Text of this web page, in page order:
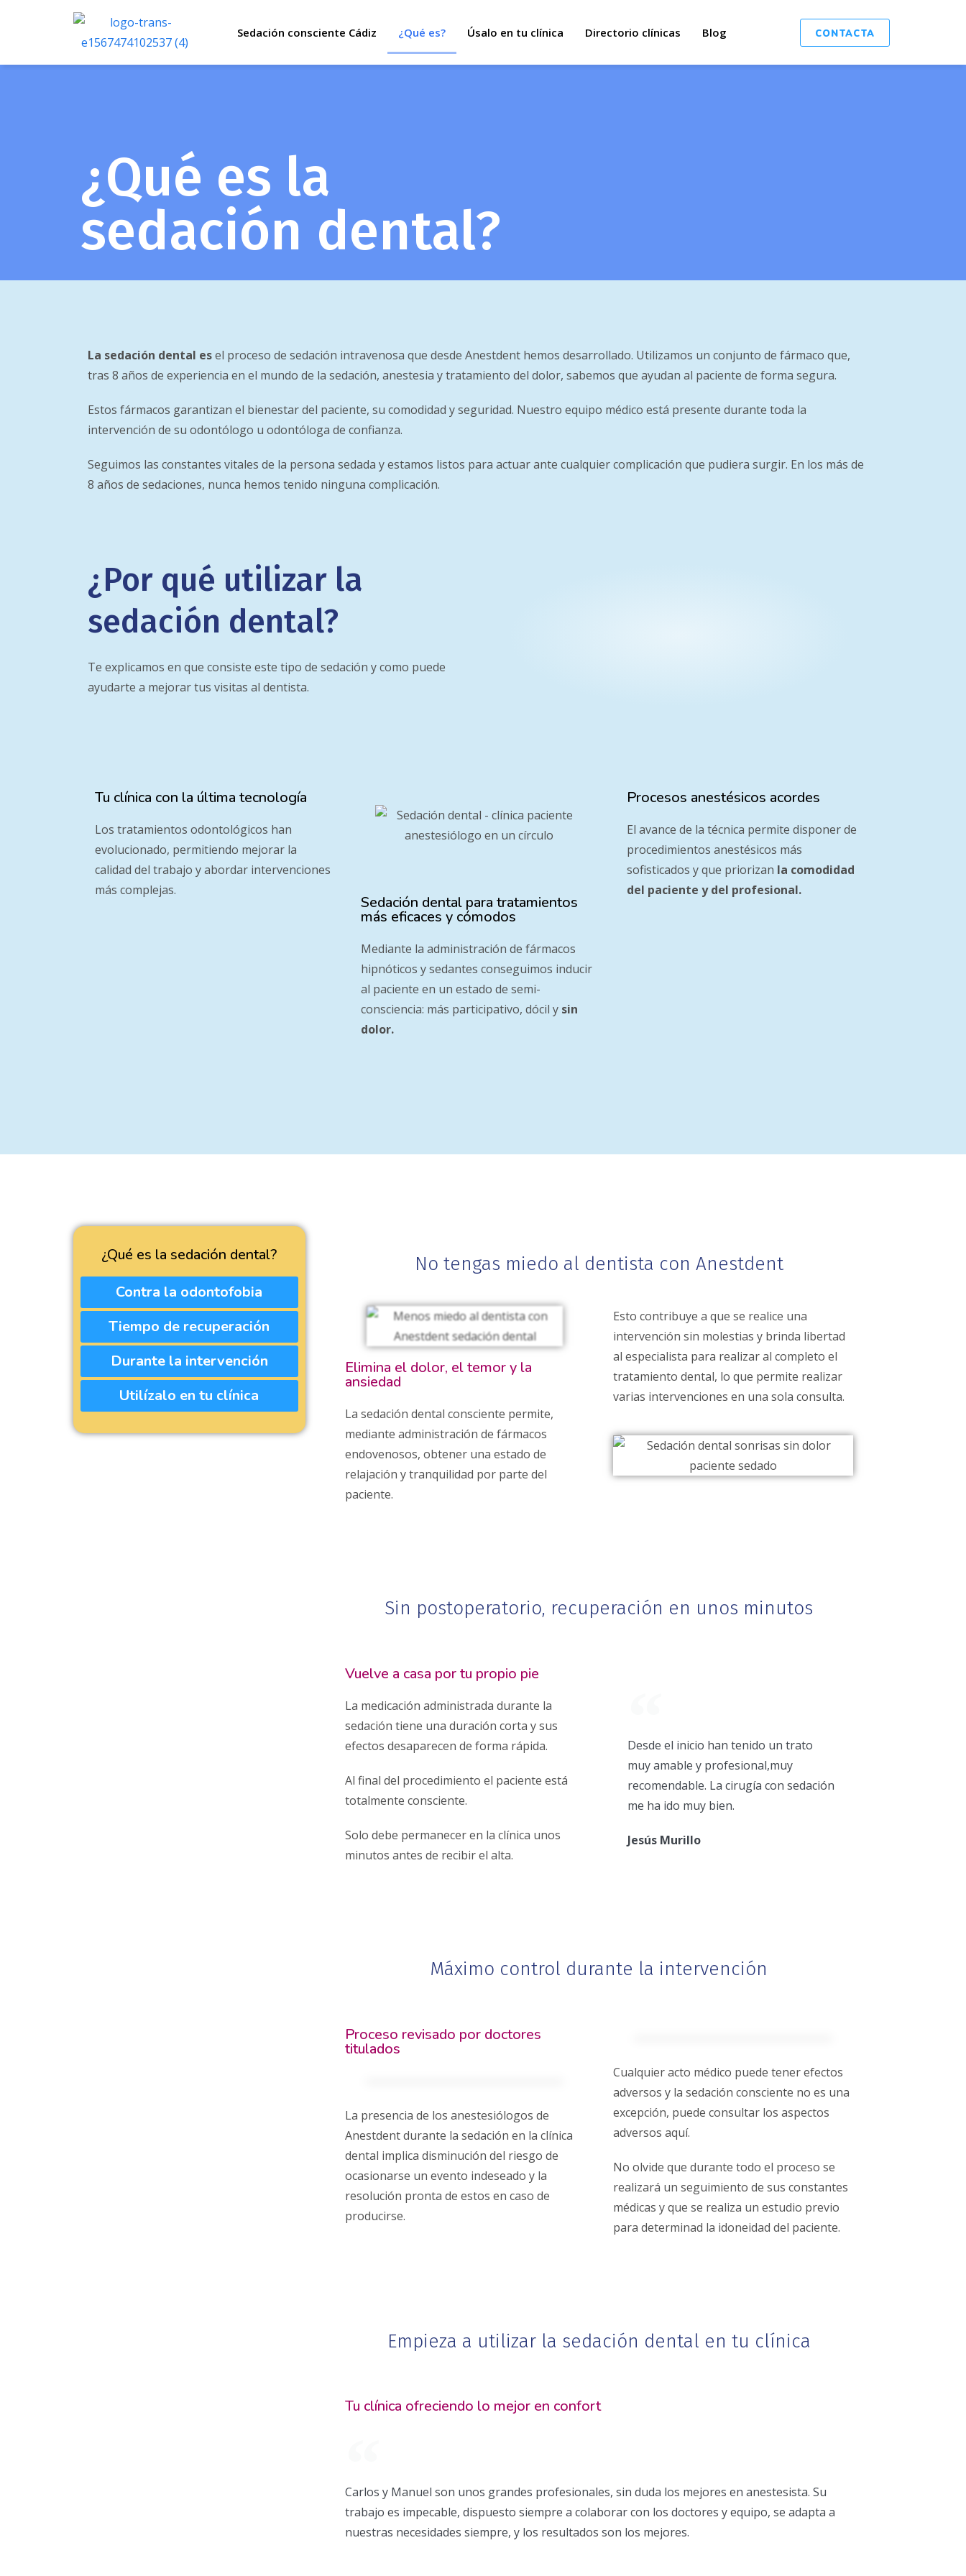
Sedación consciente Cádiz ¿Qué es? Úsalo en tu clínica Directorio clínicas Blog CONTACTA
¿Qué es la
sedación dental?
La sedación dental esel proceso de sedación intravenosa que desde Anestdent hemos desarrollado. Utilizamos un conjunto de fármaco que,
tras 8 años de experiencia en el mundo de la sedación, anestesia y tratamiento del dolor, sabemos que ayudan al paciente de forma segura.
Estos fármacos garantizan el bienestar del paciente, su comodidad y seguridad. Nuestro equipo médico está presente durante toda la
intervención de su odontólogo u odontóloga de confianza.
Seguimos las constantes vitales de la persona sedada y estamos listos para actuar ante cualquier complicación que pudiera surgir. En los más de
8 años de sedaciones, nunca hemos tenido ninguna complicación.
¿Por qué utilizar la
sedación dental?
Te explicamos en que consiste este tipo de sedación y como puede
ayudarte a mejorar tus visitas al dentista.
Tu clínica con la última tecnología
Los tratamientos odontológicos han
evolucionado, permitiendo mejorar la
calidad del trabajo y abordar intervenciones
más complejas.
Sedación dental para tratamientos
más eficaces y cómodos
Mediante la administración de fármacos
hipnóticos y sedantes conseguimos inducir
al paciente en un estado de semi-
consciencia: más participativo, dócil y sin
dolor.
Procesos anestésicos acordes
El avance de la técnica permite disponer de
procedimientos anestésicos más
sofisticados y que priorizan la comodidad
del paciente y del profesional.
¿Qué es la sedación dental?
Contra la odontofobia
Tiempo de recuperación
Durante la intervención
Utilízalo en tu clínica
No tengas miedo al dentista con Anestdent
Elimina el dolor, el temor y la
ansiedad
La sedación dental consciente permite,
mediante administración de fármacos
endovenosos, obtener una estado de
relajación y tranquilidad por parte del
paciente.
Esto contribuye a que se realice una
intervención sin molestias y brinda libertad
al especialista para realizar al completo el
tratamiento dental, lo que permite realizar
varias intervenciones en una sola consulta.
Sin postoperatorio, recuperación en unos minutos
Vuelve a casa por tu propio pie
La medicación administrada durante la
sedación tiene una duración corta y sus
efectos desaparecen de forma rápida.
Al final del procedimiento el paciente está
totalmente consciente.
Solo debe permanecer en la clínica unos
minutos antes de recibir el alta.
Desde el inicio han tenido un trato
muy amable y profesional,muy
recomendable. La cirugía con sedación
me ha ido muy bien.
Jesús Murillo
Máximo control durante la intervención
Proceso revisado por doctores
titulados
La presencia de los anestesiólogos de
Anestdent durante la sedación en la clínica
dental implica disminución del riesgo de
ocasionarse un evento indeseado y la
resolución pronta de estos en caso de
producirse.
Cualquier acto médico puede tener efectos
adversos y la sedación consciente no es una
excepción, puede consultar los aspectos
adversos aquí.
No olvide que durante todo el proceso se
realizará un seguimiento de sus constantes
médicas y que se realiza un estudio previo
para determinad la idoneidad del paciente.
Empieza a utilizar la sedación dental en tu clínica
Tu clínica ofreciendo lo mejor en confort
Carlos y Manuel son unos grandes profesionales, sin duda los mejores en anestesista. Su
trabajo es impecable, dispuesto siempre a colaborar con los doctores y equipo, se adapta a
nuestras necesidades siempre, y los resultados son los mejores.